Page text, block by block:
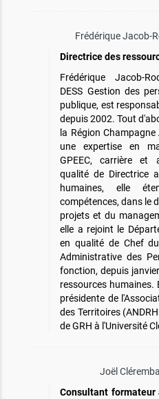
Frédérique Jacob-
Directrice des
Frédérique Jacob-
DESS Gestion des
publique, est
depuis 2002. Tout
la Région
une expertise en
GPEEC, carrière et
qualité de Directrice
humaines, elle
compétences, dans le
projets et du
elle a rejoint le
en qualité de Chef
Administrative des
fonction, depuis
ressources humaines.
présidente de
des Territoires
de GRH à l'Université
Joël
Consultant